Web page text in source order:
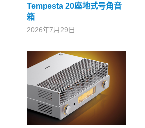
Tempesta 20座地式号角音
箱
2026年7月29日